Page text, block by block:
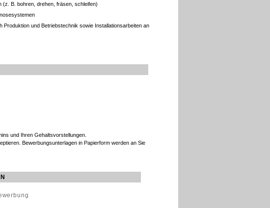
(z. B. bohren, drehen, fräsen, schleifen)
und Betriebstechnik sowie Installationsarbeiten an
und Ihren Gehaltsvorstellungen.
Bewerbungsunterlagen in Papierform werden an Sie